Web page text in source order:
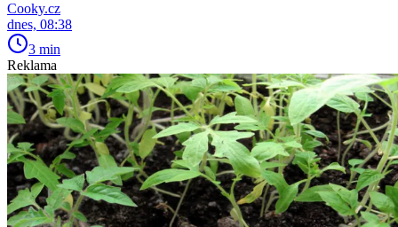
Cooky.cz
dnes, 08:38
3 min
Reklama